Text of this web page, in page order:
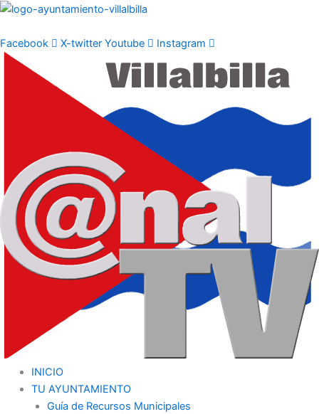
Ir
contenido
Facebook X-twitter Youtube Instagram
INICIO
TU AYUNTAMIENTO
Guía de Recursos Municipales